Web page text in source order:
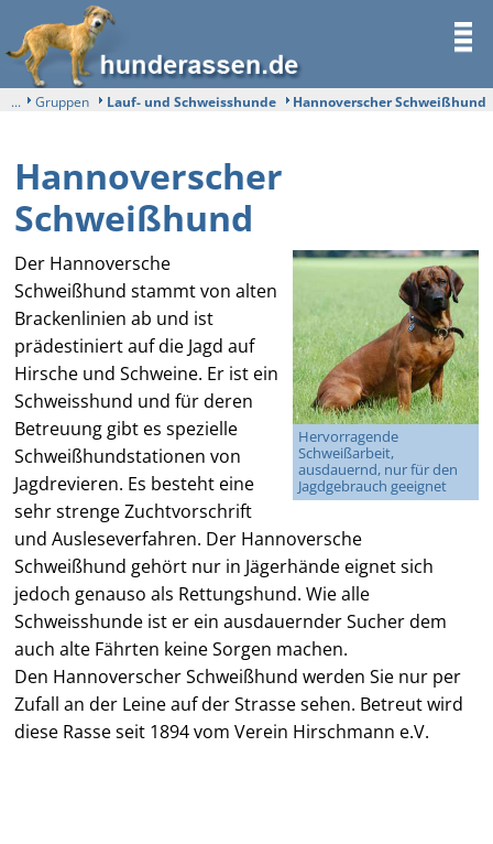
... Gruppen Lauf- und Schweisshunde Hannoverscher Schweißhund
Hannoverscher
Schweißhund
Hervorragende
Schweißarbeit,
ausdauernd, nur für den
Jagdgebrauch geeignet
Der Hannoversche
Schweißhund stammt von alten
Brackenlinien ab und ist
prädestiniert auf die Jagd auf
Hirsche und Schweine. Er ist ein
Schweisshund und für deren
Betreuung gibt es spezielle
Schweißhundstationen von
Jagdrevieren. Es besteht eine
sehr strenge Zuchtvorschrift
und Ausleseverfahren. Der Hannoversche
Schweißhund gehört nur in Jägerhände eignet sich
jedoch genauso als Rettungshund. Wie alle
Schweisshunde ist er ein ausdauernder Sucher dem
auch alte Fährten keine Sorgen machen.
Den Hannoverscher Schweißhund werden Sie nur per
Zufall an der Leine auf der Strasse sehen. Betreut wird
diese Rasse seit 1894 vom Verein Hirschmann e.V.